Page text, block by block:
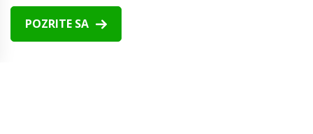
Česká republika
POZRITE SA